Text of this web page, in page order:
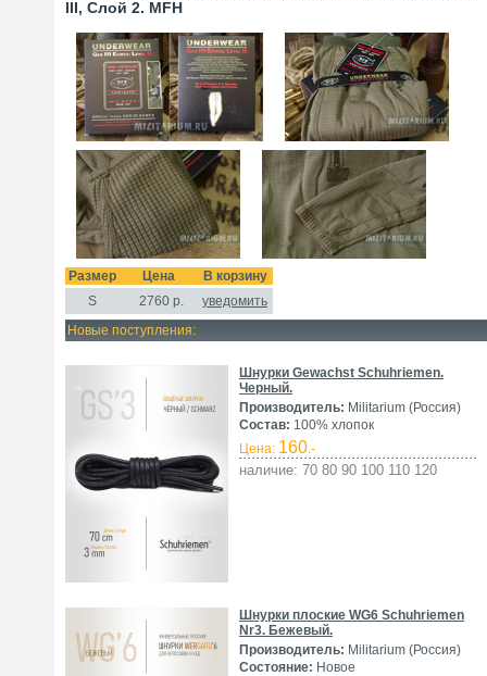
III, Слой 2. MFH
Размер Цена
В корзину
S
2760р.
уведомить
Новые поступления:
Шнурки Gewachst Schuhriemen.
Черный.
Производитель: Militarium (Россия)
Состав: 100% хлопок
Цена: 160.-
наличие: 70 80 90 100 110 120
Шнурки плоские WG6 Schuhriemen
Nr3. Бежевый.
Производитель: Militarium (Россия)
Состояние: Новое